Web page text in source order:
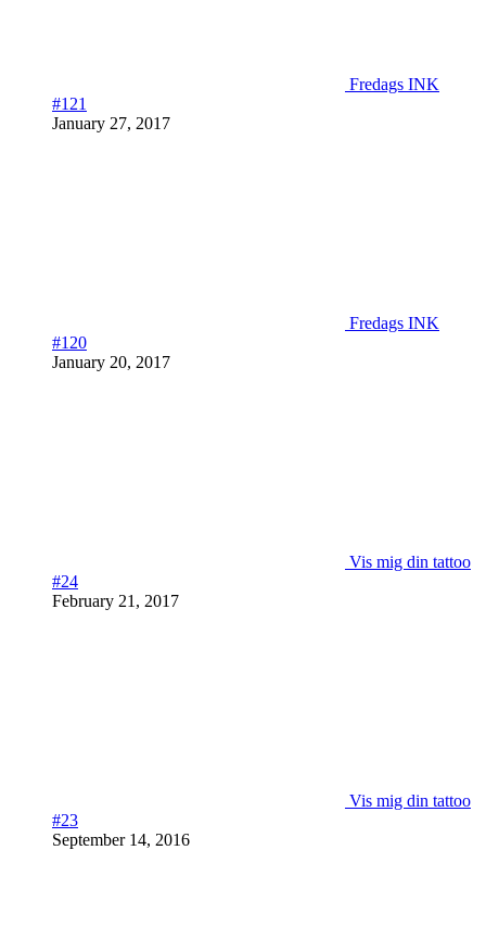
Fredags INK
#121
January 27, 2017
Fredags INK
#120
January 20, 2017
Vis mig din tattoo
#24
February 21, 2017
Vis mig din tattoo
#23
September 14, 2016